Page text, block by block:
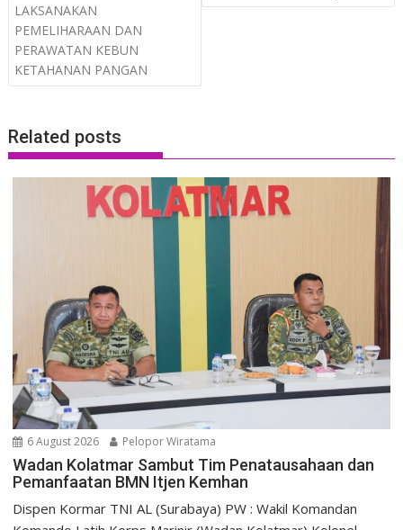
LAKSANAKAN
PEMELIHARAAN DAN
PERAWATAN KEBUN
KETAHANAN PANGAN
Related posts
6 August 2026 Pelopor Wiratama
Wadan Kolatmar Sambut Tim Penatausahaan dan
Pemanfaatan BMN Itjen Kemhan
Dispen Kormar TNI AL (Surabaya) PW : Wakil Komandan